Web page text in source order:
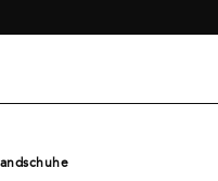
Unterwäsche und Socken